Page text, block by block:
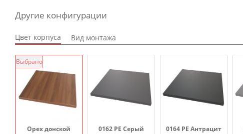
Другие конфигурации
Цвет корпуса Вид монтажа
Орех донской
Выбрано
0162 PE Серый
0164 PE Антрацит